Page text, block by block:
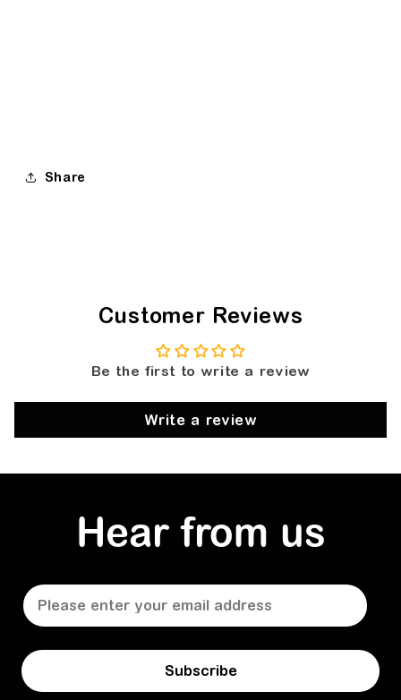
Share
Customer Reviews
Be the first to write a review
Write a review
Hear from us
Subscribe